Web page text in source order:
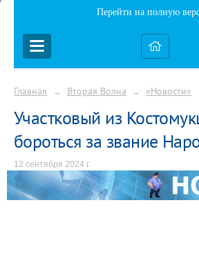
Перейти на полную
Главная → Вторая Волна → «Новости»
Участковый из
бороться за звание
12 сентября 2024 г.